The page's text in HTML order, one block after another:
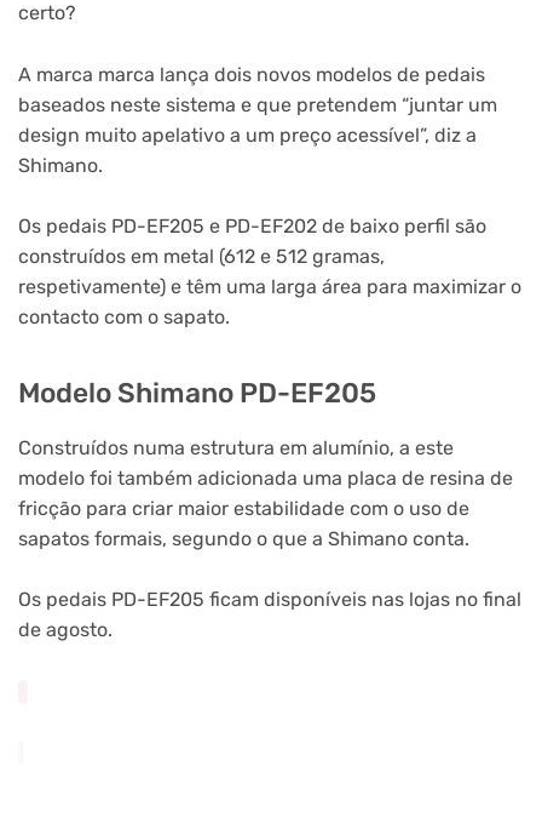
certo?
A marca marca lança dois novos modelos de pedais
baseados neste sistema e que pretendem “juntar um
design muito apelativo a um preço acessível”, diz a
Shimano.
Os pedais PD-EF205 e PD-EF202 de baixo perfil são
construídos em metal (612 e 512 gramas,
respetivamente) e têm uma larga área para maximizar o
contacto com o sapato.
Modelo Shimano PD-EF205
Construídos numa estrutura em alumínio, a este
modelo foi também adicionada uma placa de resina de
fricção para criar maior estabilidade com o uso de
sapatos formais, segundo o que a Shimano conta.
Os pedais PD-EF205 ficam disponíveis nas lojas no final
de agosto.